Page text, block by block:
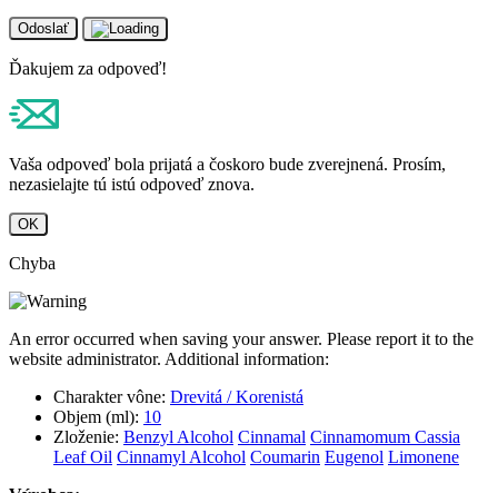
Odoslať
Ďakujem za odpoveď!
Vaša odpoveď bola prijatá a čoskoro bude zverejnená. Prosím,
nezasielajte tú istú odpoveď znova.
OK
Chyba
An error occurred when saving your answer. Please report it to the
website administrator. Additional information:
Charakter vône: Drevitá / Korenistá
Objem (ml): 10
Zloženie: Benzyl Alcohol Cinnamal Cinnamomum Cassia
Leaf Oil Cinnamyl Alcohol Coumarin Eugenol Limonene